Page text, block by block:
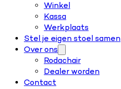
Winkel
Kassa
Werkplaats
Stel je eigen stoel samen
Over ons
Rodachair
Dealer worden
Contact